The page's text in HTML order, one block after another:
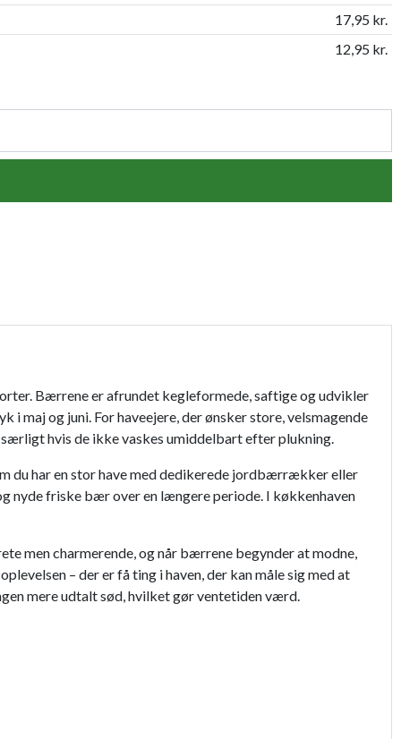
17,95 kr.
12,95 kr.
Bærrene er afrundet kegleformede, saftige og udvikler
maj og juni. For haveejere, der ønsker store, velsmagende
hvis de ikke vaskes umiddelbart efter plukning.
du har en stor have med dedikerede jordbærrækker eller
nyde friske bær over en længere periode. I køkkenhaven
men charmerende, og når bærrene begynder at modne,
– der er få ting i haven, der kan måle sig med at
mere udtalt sød, hvilket gør ventetiden værd.